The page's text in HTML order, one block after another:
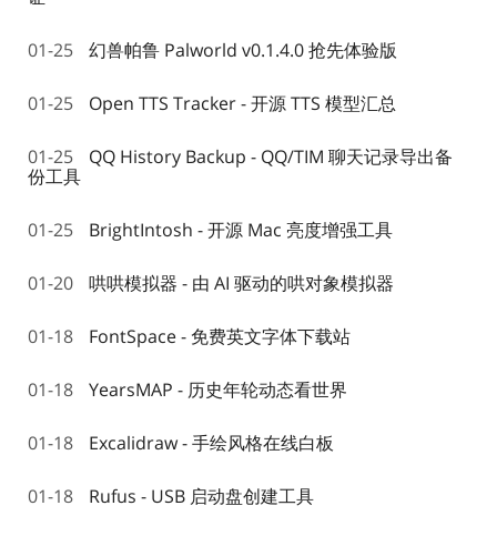
01-25 幻兽帕鲁 Palworld v0.1.4.0 抢先体验版
01-25 Open TTS Tracker - 开源 TTS 模型汇总
01-25
QQ History Backup - QQ/TIM 聊天记录导出备
份工具
01-25 BrightIntosh - 开源 Mac 亮度增强工具
01-20 哄哄模拟器 - 由 AI 驱动的哄对象模拟器
01-18 FontSpace - 免费英文字体下载站
01-18 YearsMAP - 历史年轮动态看世界
01-18 Excalidraw - 手绘风格在线白板
01-18 Rufus - USB 启动盘创建工具